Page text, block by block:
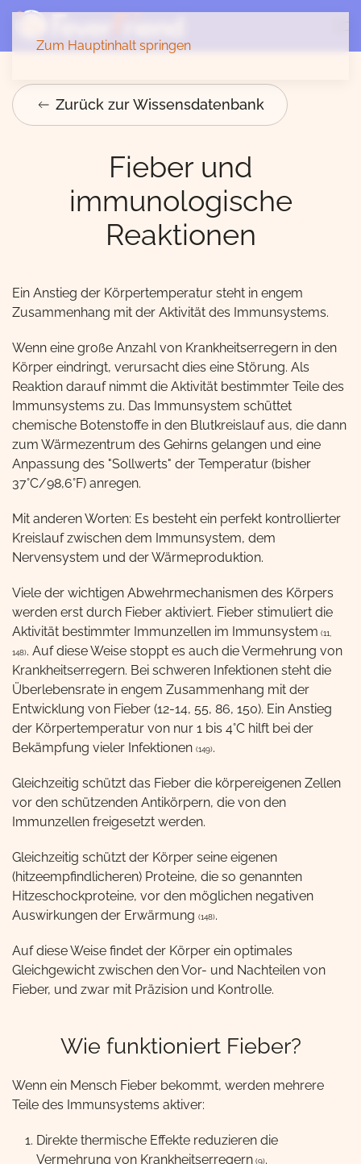
Zum Hauptinhalt springen
Zurück zur Wissensdatenbank
Fieber und
immunologische
Reaktionen
Ein Anstieg der Körpertemperatur steht in engem
Zusammenhang mit der Aktivität des Immunsystems.
Wenn eine große Anzahl von Krankheitserregern in den
Körper eindringt, verursacht dies eine Störung. Als
Reaktion darauf nimmt die Aktivität bestimmter Teile des
Immunsystems zu. Das Immunsystem schüttet
chemische Botenstoffe in den Blutkreislauf aus, die dann
zum Wärmezentrum des Gehirns gelangen und eine
Anpassung des "Sollwerts" der Temperatur (bisher
37°C/98,6°F) anregen.
Mit anderen Worten: Es besteht ein perfekt kontrollierter
Kreislauf zwischen dem Immunsystem, dem
Nervensystem und der Wärmeproduktion.
Viele der wichtigen Abwehrmechanismen des Körpers
werden erst durch Fieber aktiviert. Fieber stimuliert die
Aktivität bestimmter Immunzellen im Immunsystem (11,
148). Auf diese Weise stoppt es auch die Vermehrung von
Krankheitserregern. Bei schweren Infektionen steht die
Überlebensrate in engem Zusammenhang mit der
Entwicklung von Fieber (12-14, 55, 86, 150). Ein Anstieg
der Körpertemperatur von nur 1 bis 4°C hilft bei der
Bekämpfung vieler Infektionen (149).
Gleichzeitig schützt das Fieber die körpereigenen Zellen
vor den schützenden Antikörpern, die von den
Immunzellen freigesetzt werden.
Gleichzeitig schützt der Körper seine eigenen
(hitzeempfindlicheren) Proteine, die so genannten
Hitzeschockproteine, vor den möglichen negativen
Auswirkungen der Erwärmung (148).
Auf diese Weise findet der Körper ein optimales
Gleichgewicht zwischen den Vor- und Nachteilen von
Fieber, und zwar mit Präzision und Kontrolle.
Wie funktioniert Fieber?
Wenn ein Mensch Fieber bekommt, werden mehrere
Teile des Immunsystems aktiver:
Direkte thermische Effekte reduzieren die
Vermehrung von Krankheitserregern (9).